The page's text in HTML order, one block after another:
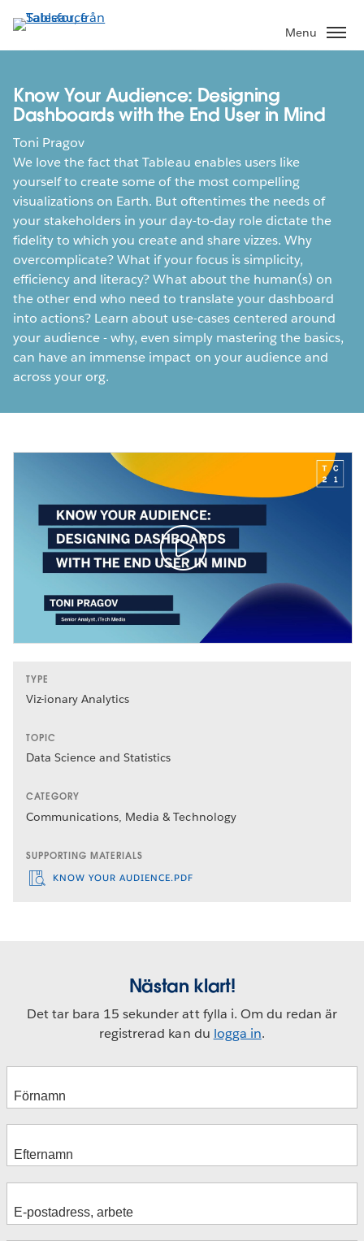
vidare
till
Menu
Know Your Audience: Designing
Dashboards with the End User in Mind
Toni Pragov
We love the fact that Tableau enables users like
yourself to create some of the most compelling
visualizations on Earth. But oftentimes the needs of
your stakeholders in your day-to-day role dictate the
fidelity to which you create and share vizzes. Why
overcomplicate? What if your focus is simplicity,
efficiency and literacy? What about the human(s) on
the other end who need to translate your dashboard
into actions? Learn about use-cases centered around
your audience - why, even simply mastering the basics,
can have an immense impact on your audience and
across your org.
TYPE
Viz-ionary Analytics
TOPIC
Data Science and Statistics
CATEGORY
Communications, Media & Technology
SUPPORTING MATERIALS
KNOW YOUR AUDIENCE.PDF
Nästan klart!
Det tar bara 15 sekunder att fylla i. Om du redan är
registrerad kan du logga in.